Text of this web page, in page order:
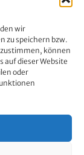
wir
zu speichern bzw.
zustimmen, können
auf dieser Website
oder